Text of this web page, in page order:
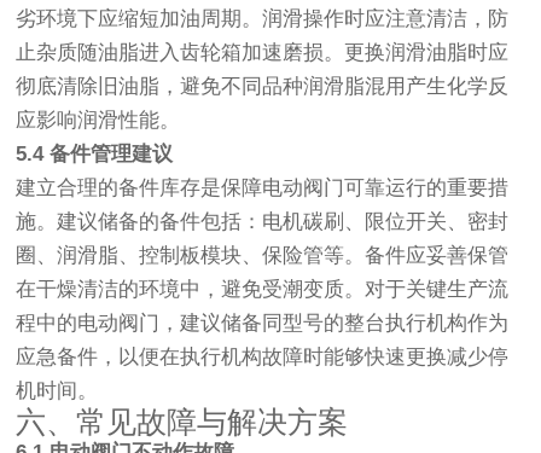
劣环境下应缩短加油周期。润滑操作时应注意清洁，防
止杂质随油脂进入齿轮箱加速磨损。更换润滑油脂时应
彻底清除旧油脂，避免不同品种润滑脂混用产生化学反
应影响润滑性能。
5.4 备件管理建议
建立合理的备件库存是保障电动阀门可靠运行的重要措
施。建议储备的备件包括：电机碳刷、限位开关、密封
圈、润滑脂、控制板模块、保险管等。备件应妥善保管
在干燥清洁的环境中，避免受潮变质。对于关键生产流
程中的电动阀门，建议储备同型号的整台执行机构作为
应急备件，以便在执行机构故障时能够快速更换减少停
机时间。
六、常见故障与解决方案